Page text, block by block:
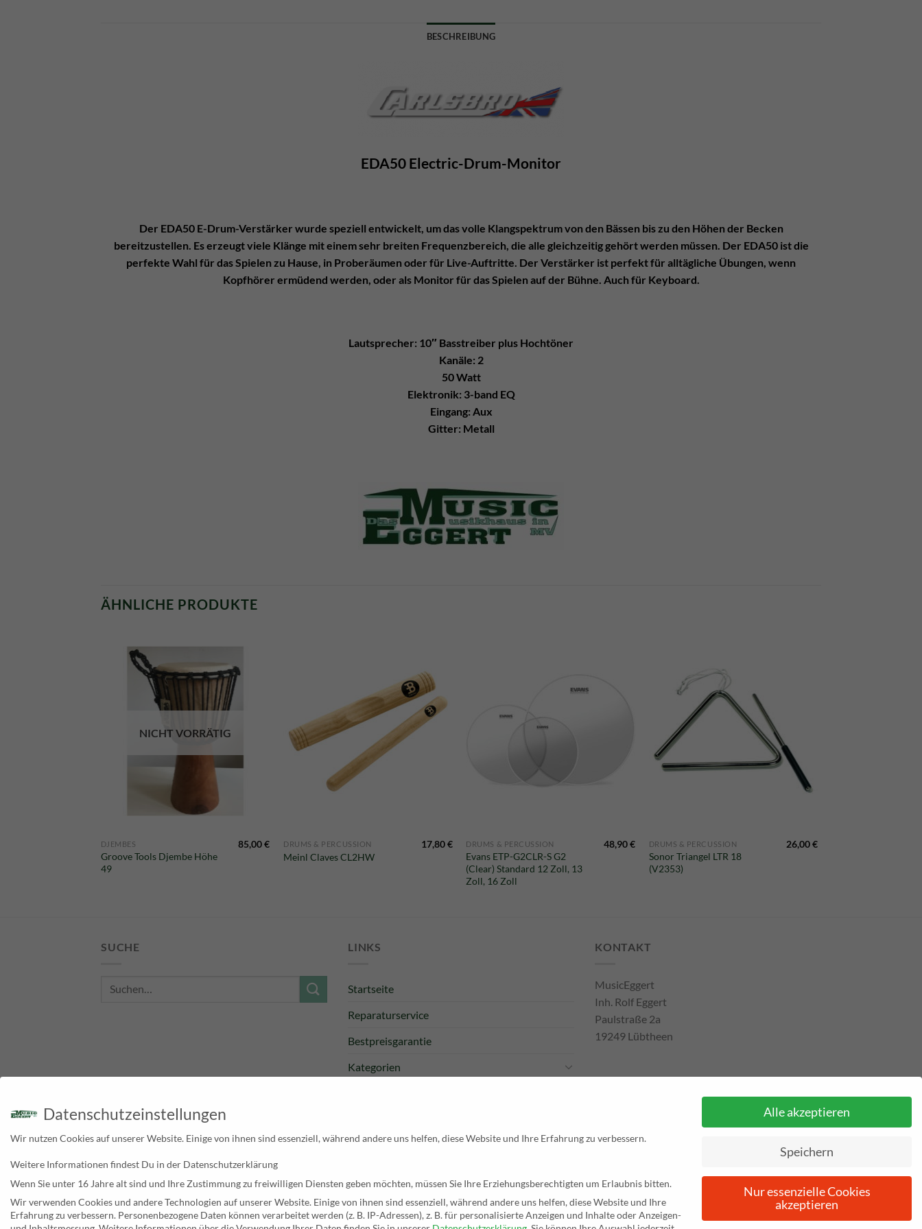
BESCHREIBUNG
EDA50 Electric-Drum-Monitor
Der EDA50 E-Drum-Verstärker wurde speziell entwickelt, um das volle Klangspektrum von den Bässen bis zu den Höhen der Becken
bereitzustellen. Es erzeugt viele Klänge mit einem sehr breiten Frequenzbereich, die alle gleichzeitig gehört werden müssen. Der EDA50 ist die
perfekte Wahl für das Spielen zu Hause, in Proberäumen oder für Live-Auftritte. Der Verstärker ist perfekt für alltägliche Übungen, wenn
Kopfhörer ermüdend werden, oder als Monitor für das Spielen auf der Bühne. Auch für Keyboard.
Lautsprecher: 10″ Basstreiber plus Hochtöner
Kanäle: 2
50 Watt
Elektronik: 3-band EQ
Eingang: Aux
Gitter: Metall
ÄHNLICHE PRODUKTE
NICHT VORRÄTIG
DJEMBES
Groove Tools Djembe Höhe
49
85,00€ DRUMS & PERCUSSION
Meinl Claves CL2HW
17,80€ DRUMS & PERCUSSION
Evans ETP-G2CLR-S G2
(Clear) Standard 12 Zoll, 13
Zoll, 16 Zoll
48,90€ DRUMS & PERCUSSION
Sonor Triangel LTR 18
(V2353)
26,00€
SUCHE
Suche
LINKS
Startseite
Reparaturservice
Bestpreisgarantie
Kategorien
KONTAKT
MusicEggert
Inh. Rolf Eggert
Paulstraße 2a
19249 Lübtheen
Telefon: +493885551353
PayPal E-Mail:
* Alle Preise verstehen sich inklusive der Mehrwertsteuer, zuzüglich der Versandkosten. Die durchgestrichenen Preise entsprechen dem bisherigen Preis auf musikhaus.musiceggert.de.
Datenschutzeinstellungen
Wir nutzen Cookies auf unserer Website. Einige von ihnen sind essenziell, während andere uns helfen, diese Website und Ihre Erfahrung zu verbessern.
Weitere Informationen findest Du in der Datenschutzerklärung
Wenn Sie unter 16 Jahre alt sind und Ihre Zustimmung zu freiwilligen Diensten geben möchten, müssen Sie Ihre Erziehungsberechtigten um Erlaubnis bitten.
Wir verwenden Cookies und andere Technologien auf unserer Website. Einige von ihnen sind essenziell, während andere uns helfen, diese Website und Ihre
Erfahrung zu verbessern. Personenbezogene Daten können verarbeitet werden (z. B. IP-Adressen), z. B. für personalisierte Anzeigen und Inhalte oder Anzeigen-
Alle akzeptieren
Speichern
Nur essenzielle Cookies
akzeptieren